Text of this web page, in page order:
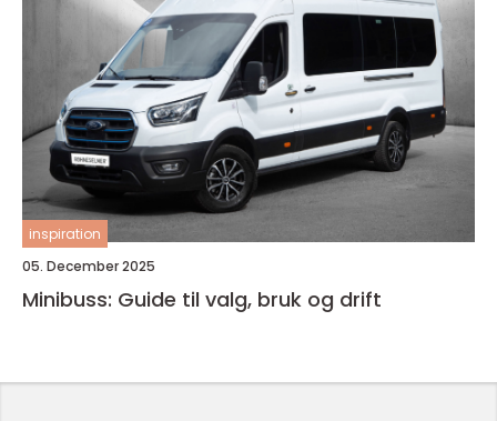
inspiration
05. December 2025
Minibuss: Guide til valg, bruk og drift